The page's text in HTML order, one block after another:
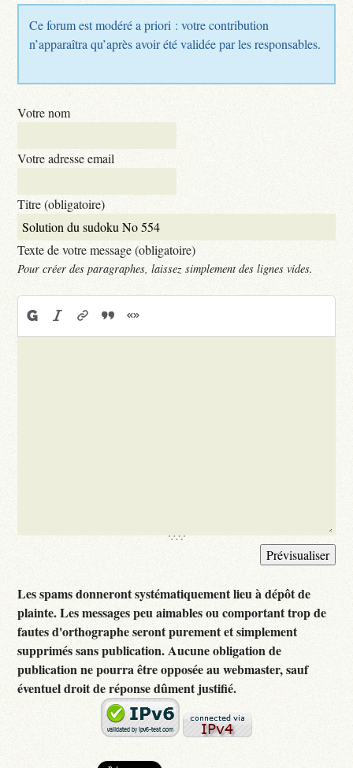
Ce forum est modéré a priori : votre contribution
n’apparaîtra qu’après avoir été validée par les responsables.
Votre nom
Votre adresse email
Titre (obligatoire)
Texte de votre message (obligatoire)
Pour créer des paragraphes, laissez simplement des lignes vides.
Les spams donneront systématiquement lieu à dépôt de
plainte. Les messages peu aimables ou comportant trop de
fautes d'orthographe seront purement et simplement
supprimés sans publication. Aucune obligation de
publication ne pourra être opposée au webmaster, sauf
éventuel droit de réponse dûment justifié.